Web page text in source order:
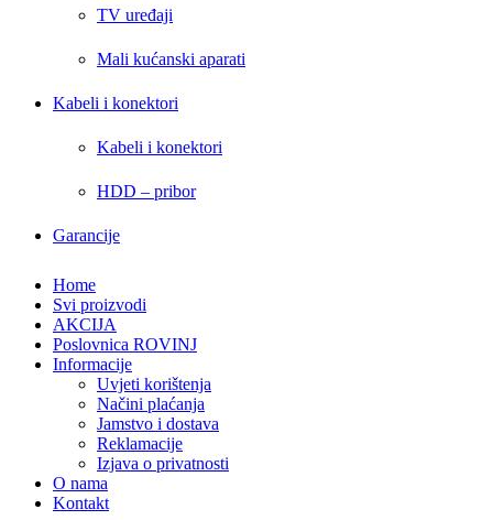
TV uređaji
Mali kućanski aparati
Kabeli i konektori
Kabeli i konektori
HDD – pribor
Garancije
Home
Svi proizvodi
AKCIJA
Poslovnica ROVINJ
Informacije
Uvjeti korištenja
Načini plaćanja
Jamstvo i dostava
Reklamacije
Izjava o privatnosti
O nama
Kontakt